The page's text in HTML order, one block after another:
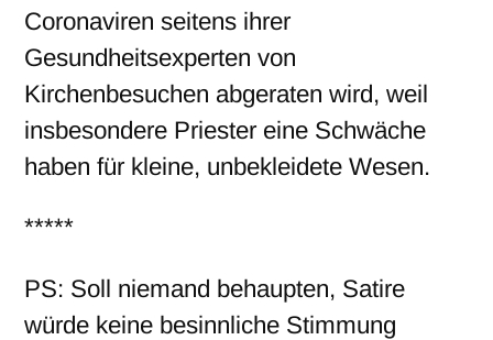
Coronaviren seitens ihrer
Gesundheitsexperten von
Kirchenbesuchen abgeraten wird, weil
insbesondere Priester eine Schwäche
haben für kleine, unbekleidete Wesen.
*****
PS: Soll niemand behaupten, Satire
würde keine besinnliche Stimmung